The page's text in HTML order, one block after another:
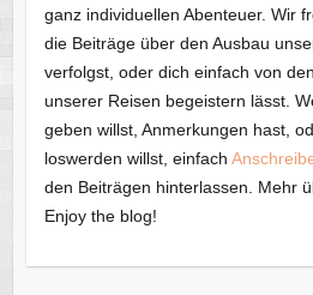
ganz individuellen Abenteuer. Wir
die Beiträge über den Ausbau
verfolgst, oder dich einfach von
unserer Reisen begeistern lässt.
geben willst, Anmerkungen hast,
loswerden willst, einfach
den Beiträgen hinterlassen. Mehr
Enjoy the blog!